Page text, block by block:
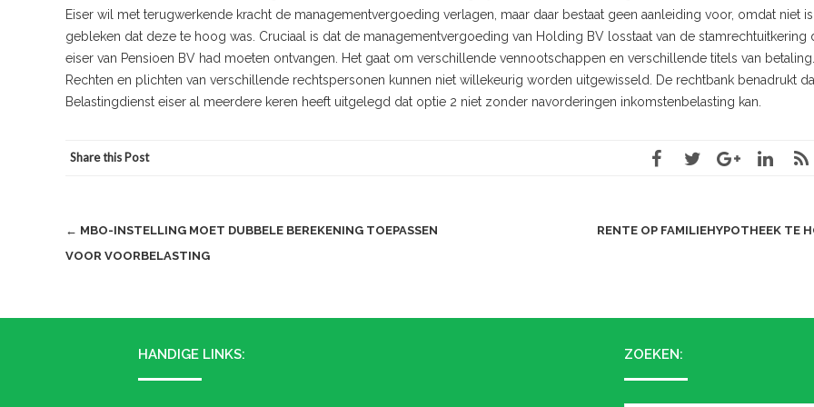
Eiser wil met terugwerkende kracht de managementvergoeding verlagen, maar daar bestaat geen aanleiding voor, omdat niet is
gebleken dat deze te hoog was. Cruciaal is dat de managementvergoeding van Holding BV losstaat van de stamrechtuitkering
eiser van Pensioen BV had moeten ontvangen. Het gaat om verschillende vennootschappen en verschillende titels van betaling.
Rechten en plichten van verschillende rechtspersonen kunnen niet willekeurig worden uitgewisseld. De rechtbank benadrukt
Belastingdienst eiser al meerdere keren heeft uitgelegd dat optie 2 niet zonder navorderingen inkomstenbelasting kan.
Share this Post
Post
navigation
← MBO-INSTELLING MOET DUBBELE BEREKENING TOEPASSEN
VOOR VOORBELASTING
RENTE OP FAMILIEHYPOTHEEK TE
HANDIGE LINKS: ZOEKEN: